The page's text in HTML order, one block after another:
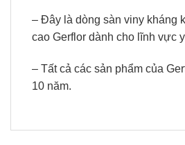
– Đây là dòng sàn viny kháng
cao Gerflor dành cho lĩnh vực
– Tất cả các sản phẩm của
10 năm.